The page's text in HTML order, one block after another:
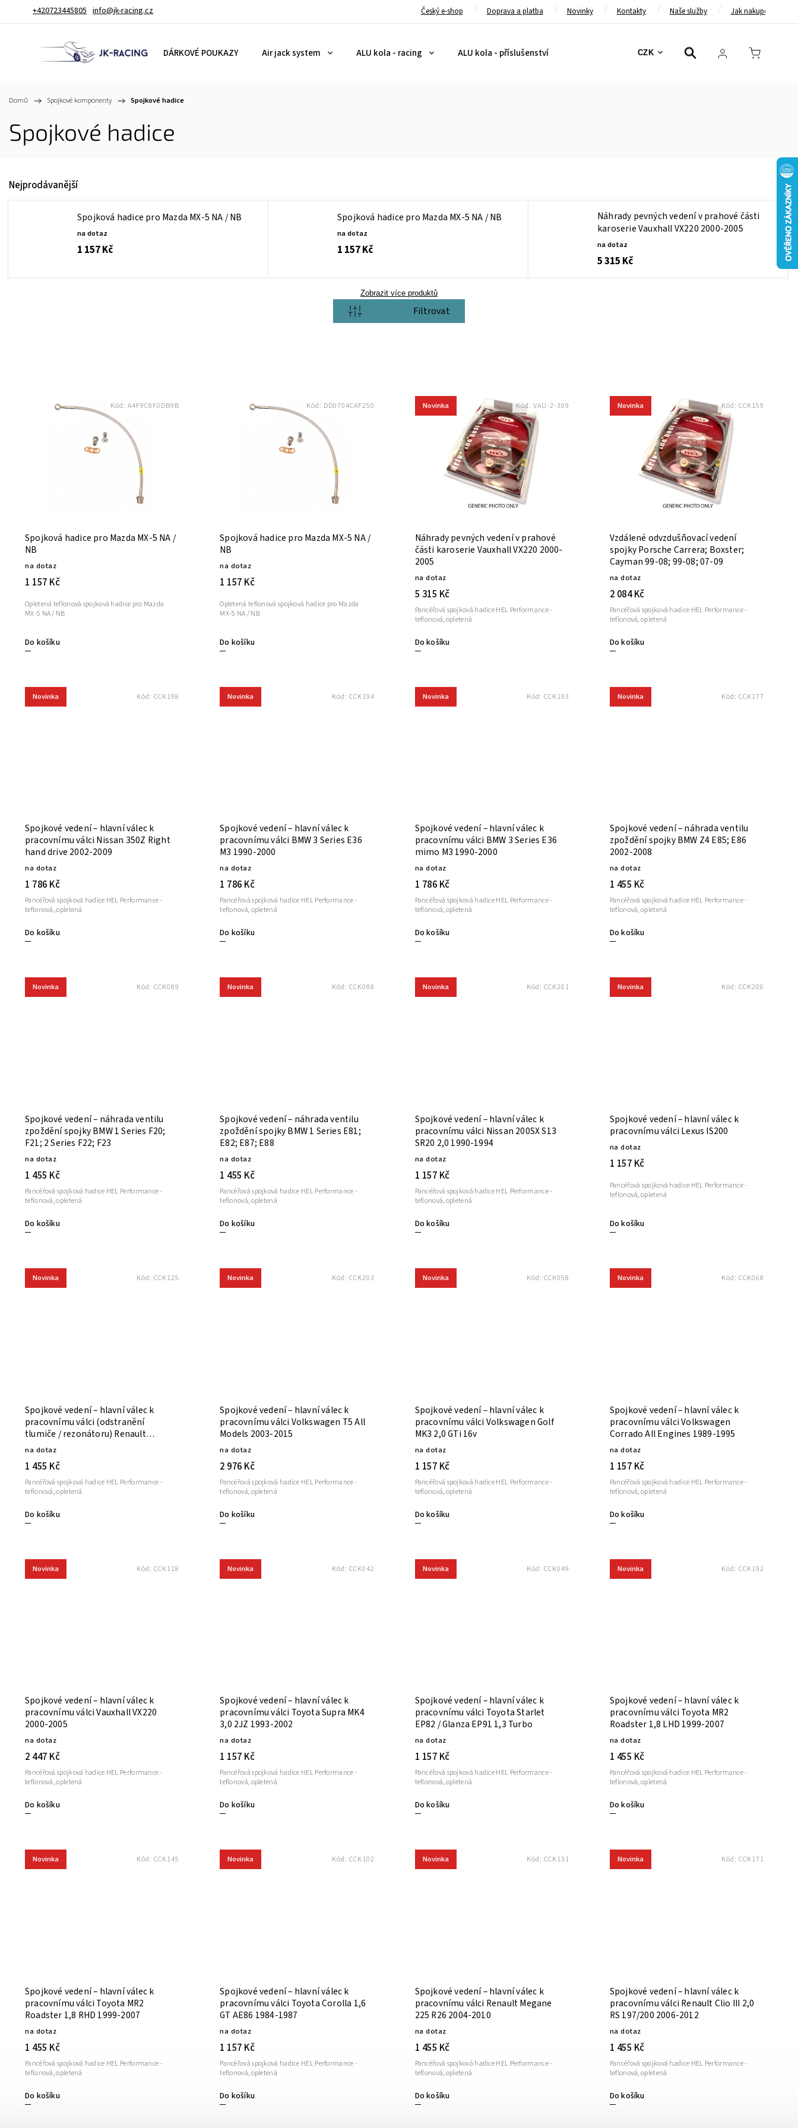
+420723445805 info@jk-racing.cz Český e-shop Doprava a platba Novinky Kontakty Naše služby Jak nakupovat
CZK
DÁRKOVÉ POUKAZY Air jack system ALU kola - racing ALU kola - příslušenství Bezpečnostní pásy Bezpečnostní rámy
Domů / Spojkové komponenty / Spojkové hadice
Spojkové hadice
Nejprodávanější
Spojková hadice pro Mazda MX-5 NA / NB
na dotaz
1 157 Kč
Spojková hadice pro Mazda MX-5 NA / NB
na dotaz
1 157 Kč
Náhrady pevných vedení v prahové části
karoserie Vauxhall VX220 2000-2005
na dotaz
5 315 Kč
Zobrazit více produktů
Spojková hadice pro Mazda MX-5 NA /
NB
na dotaz
1 157 Kč
Do košíku
Opletená teflonová spojková hadice pro Mazda
MX-5 NA / NB
Kód:A4F9C8F0DB9B
Spojková hadice pro Mazda MX-5 NA /
NB
na dotaz
1 157 Kč
Do košíku
Opletená teflonová spojková hadice pro Mazda
MX-5 NA / NB
Kód: DD0704CAF250 Novinka
Náhrady pevných vedení v prahové
části karoserie Vauxhall VX220 2000-
2005
na dotaz
5 315 Kč
Do košíku
Pancéřová spojková hadice HEL Performance -
teflonová, opletená
Kód: VAU-2-309 Novinka
Vzdálené odvzdušňovací vedení
spojky Porsche Carrera; Boxster;
Cayman 99-08; 99-08; 07-09
na dotaz
2 084 Kč
Do košíku
Pancéřová spojková hadice HEL Performance -
teflonová, opletená
Kód: CCK159
Novinka
Spojkové vedení – hlavní válec k
pracovnímu válci Nissan 350Z Right
hand drive 2002-2009
na dotaz
1 786 Kč
Do košíku
Pancéřová spojková hadice HEL Performance -
teflonová, opletená
Kód:CCK198 Novinka
Spojkové vedení – hlavní válec k
pracovnímu válci BMW 3 Series E36
M3 1990-2000
na dotaz
1 786 Kč
Do košíku
Pancéřová spojková hadice HEL Performance -
teflonová, opletená
Kód: CCK194 Novinka
Spojkové vedení – hlavní válec k
pracovnímu válci BMW 3 Series E36
mimo M3 1990-2000
na dotaz
1 786 Kč
Do košíku
Pancéřová spojková hadice HEL Performance -
teflonová, opletená
Kód: CCK193 Novinka
Spojkové vedení – náhrada ventilu
zpoždění spojky BMW Z4 E85; E86
2002-2008
na dotaz
1 455 Kč
Do košíku
Pancéřová spojková hadice HEL Performance -
teflonová, opletená
Kód: CCK177
Novinka
Spojkové vedení – náhrada ventilu
zpoždění spojky BMW 1 Series F20;
F21; 2 Series F22; F23
na dotaz
1 455 Kč
Do košíku
Pancéřová spojková hadice HEL Performance -
teflonová, opletená
Kód:CCK089 Novinka
Spojkové vedení – náhrada ventilu
zpoždění spojky BMW 1 Series E81;
E82; E87; E88
na dotaz
1 455 Kč
Do košíku
Pancéřová spojková hadice HEL Performance -
teflonová, opletená
Kód: CCK088 Novinka
Spojkové vedení – hlavní válec k
pracovnímu válci Nissan 200SX S13
SR20 2,0 1990-1994
na dotaz
1 157 Kč
Do košíku
Pancéřová spojková hadice HEL Performance -
teflonová, opletená
Kód: CCK201 Novinka
Spojkové vedení – hlavní válec k
pracovnímu válci Lexus IS200
na dotaz
1 157 Kč
Do košíku
Pancéřová spojková hadice HEL Performance -
teflonová, opletená
Kód: CCK206
Novinka
Spojkové vedení – hlavní válec k
pracovnímu válci (odstranění
tlumiče / rezonátoru) Renault
Megane RS 3 250/260 2010-
na dotaz
1 455 Kč
Do košíku
Pancéřová spojková hadice HEL Performance -
teflonová, opletená
Kód:CCK125 Novinka
Spojkové vedení – hlavní válec k
pracovnímu válci Volkswagen T5 All
Models 2003-2015
na dotaz
2 976 Kč
Do košíku
Pancéřová spojková hadice HEL Performance -
teflonová, opletená
Kód: CCK203 Novinka
Spojkové vedení – hlavní válec k
pracovnímu válci Volkswagen Golf
MK3 2,0 GTi 16v
na dotaz
1 157 Kč
Do košíku
Pancéřová spojková hadice HEL Performance -
teflonová, opletená
Kód: CCK058 Novinka
Spojkové vedení – hlavní válec k
pracovnímu válci Volkswagen
Corrado All Engines 1989-1995
na dotaz
1 157 Kč
Do košíku
Pancéřová spojková hadice HEL Performance -
teflonová, opletená
Kód: CCK068
Novinka
Spojkové vedení – hlavní válec k
pracovnímu válci Vauxhall VX220
2000-2005
na dotaz
2 447 Kč
Do košíku
Pancéřová spojková hadice HEL Performance -
teflonová, opletená
Kód:CCK118 Novinka
Spojkové vedení – hlavní válec k
pracovnímu válci Toyota Supra MK4
3,0 2JZ 1993-2002
na dotaz
1 157 Kč
Do košíku
Pancéřová spojková hadice HEL Performance -
teflonová, opletená
Kód: CCK042 Novinka
Spojkové vedení – hlavní válec k
pracovnímu válci Toyota Starlet
EP82 / Glanza EP91 1,3 Turbo
na dotaz
1 157 Kč
Do košíku
Pancéřová spojková hadice HEL Performance -
teflonová, opletená
Kód: CCK049 Novinka
Spojkové vedení – hlavní válec k
pracovnímu válci Toyota MR2
Roadster 1,8 LHD 1999-2007
na dotaz
1 455 Kč
Do košíku
Pancéřová spojková hadice HEL Performance -
teflonová, opletená
Kód: CCK192
Novinka
Spojkové vedení – hlavní válec k
pracovnímu válci Toyota MR2
Roadster 1,8 RHD 1999-2007
na dotaz
1 455 Kč
Do košíku
Pancéřová spojková hadice HEL Performance -
teflonová, opletená
Kód:CCK145 Novinka
Spojkové vedení – hlavní válec k
pracovnímu válci Toyota Corolla 1,6
GT AE86 1984-1987
na dotaz
1 157 Kč
Do košíku
Pancéřová spojková hadice HEL Performance -
teflonová, opletená
Kód: CCK102 Novinka
Spojkové vedení – hlavní válec k
pracovnímu válci Renault Megane
225 R26 2004-2010
na dotaz
1 455 Kč
Do košíku
Pancéřová spojková hadice HEL Performance -
teflonová, opletená
Kód: CCK131 Novinka
Spojkové vedení – hlavní válec k
pracovnímu válci Renault Clio III 2,0
RS 197/200 2006-2012
na dotaz
1 455 Kč
Do košíku
Pancéřová spojková hadice HEL Performance -
teflonová, opletená
Kód: CCK171